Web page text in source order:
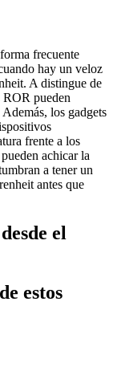
frecuente
hay un veloz
A distingue de
ROR pueden
los gadgets
frente a los
achicar la
a tener un
antes que
el
estos